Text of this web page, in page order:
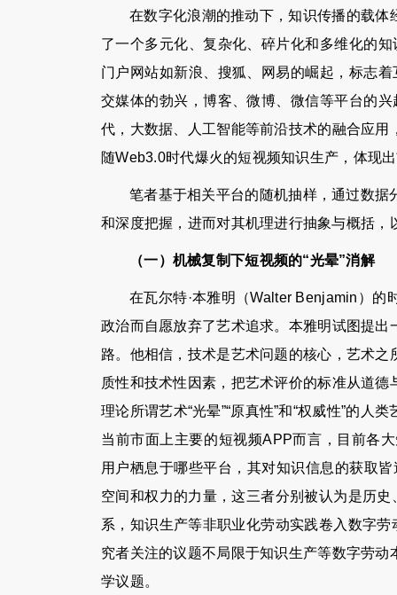
在数字化浪潮的推动下，知识传播的载
了一个多元化、复杂化、碎片化和多维化的
门户网站如新浪、搜狐、网易的崛起，标志
交媒体的勃兴，博客、微博、微信等平台的
代，大数据、人工智能等前沿技术的融合应
随Web3.0时代爆火的短视频知识生产，体现
笔者基于相关平台的随机抽样，通过数
和深度把握，进而对其机理进行抽象与概括
（一）机械复制下短视频的“光晕”消解
在瓦尔特·本雅明（Walter Benjamin）的
政治而自愿放弃了艺术追求。本雅明试图提
路。他相信，技术是艺术问题的核心，艺术
质性和技术性因素，把艺术评价的标准从道
理论所谓艺术“光晕”“原真性”和“权威性”的人
当前市面上主要的短视频APP而言，目前各
用户栖息于哪些平台，其对知识信息的获取
空间和权力的力量，这三者分别被认为是历
系，知识生产等非职业化劳动实践卷入数字
究者关注的议题不局限于知识生产等数字劳
学议题。